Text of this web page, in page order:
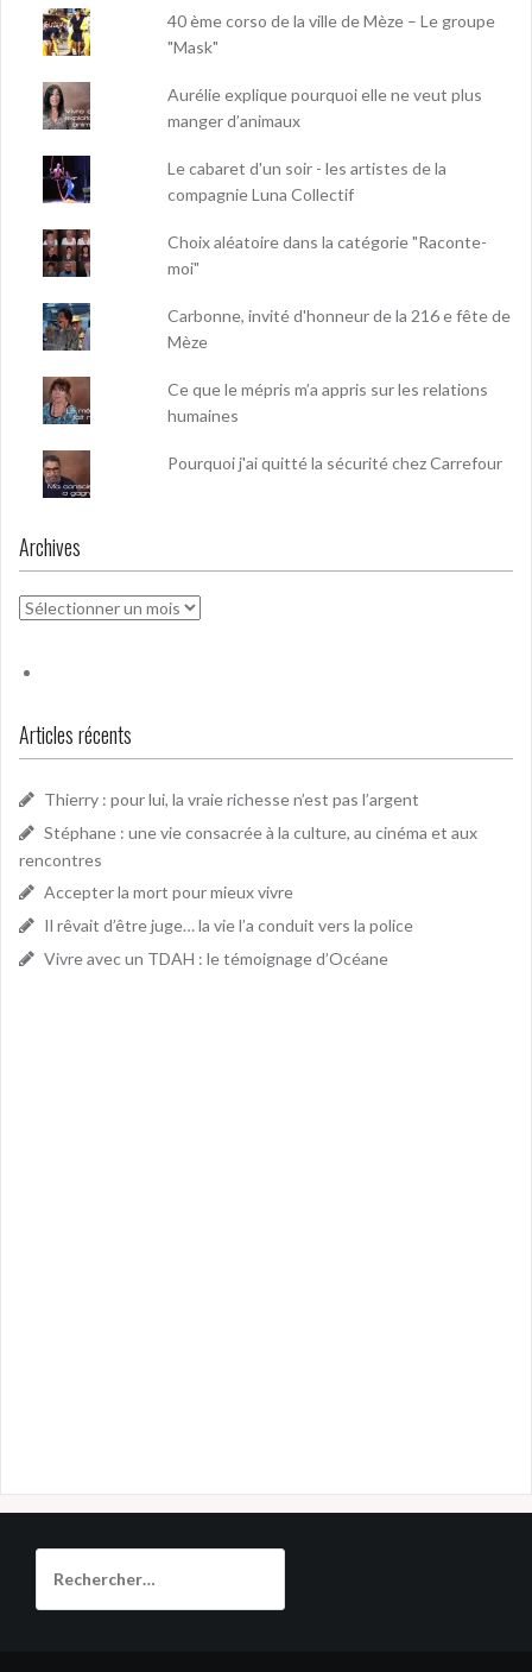
40 ème corso de la ville de Mèze – Le groupe
"Mask"
Aurélie explique pourquoi elle ne veut plus
manger d’animaux
Le cabaret d'un soir - les artistes de la
compagnie Luna Collectif
Choix aléatoire dans la catégorie "Raconte-
moi"
Carbonne, invité d'honneur de la 216 e fête de
Mèze
Ce que le mépris m’a appris sur les relations
humaines
Pourquoi j'ai quitté la sécurité chez Carrefour
Archives
Archives
Articles récents
Thierry : pour lui, la vraie richesse n’est pas l’argent
Stéphane : une vie consacrée à la culture, au cinéma et aux
rencontres
Accepter la mort pour mieux vivre
Il rêvait d’être juge… la vie l’a conduit vers la police
Vivre avec un TDAH : le témoignage d’Océane